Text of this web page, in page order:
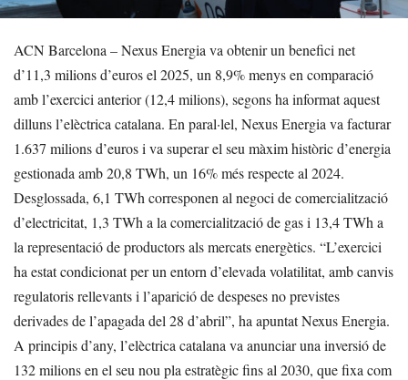
ACN Barcelona – Nexus Energia va obtenir un benefici net
d’11,3 milions d’euros el 2025, un 8,9% menys en comparació
amb l’exercici anterior (12,4 milions), segons ha informat aquest
dilluns l’elèctrica catalana. En paral·lel, Nexus Energia va facturar
1.637 milions d’euros i va superar el seu màxim històric d’energia
gestionada amb 20,8 TWh, un 16% més respecte al 2024.
Desglossada, 6,1 TWh corresponen al negoci de comercialització
d’electricitat, 1,3 TWh a la comercialització de gas i 13,4 TWh a
la representació de productors als mercats energètics. “L’exercici
ha estat condicionat per un entorn d’elevada volatilitat, amb canvis
regulatoris rellevants i l’aparició de despeses no previstes
derivades de l’apagada del 28 d’abril”, ha apuntat Nexus Energia.
A principis d’any, l’elèctrica catalana va anunciar una inversió de
132 milions en el seu nou pla estratègic fins al 2030, que fixa com